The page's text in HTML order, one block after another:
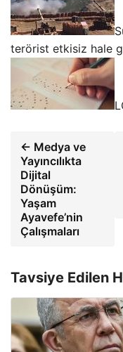
terörist etkisiz hale
← Medya ve
Yayıncılıkta
Dijital
Dönüşüm:
Yaşam
Ayavefe’nin
Çalışmaları
Tavsiye Edilen